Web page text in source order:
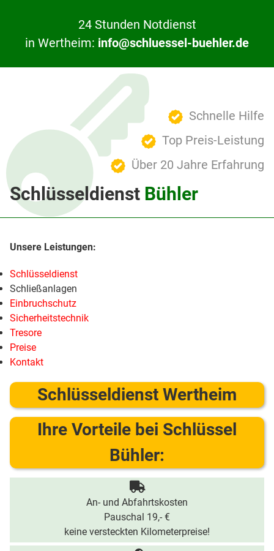
24 Stunden Notdienst
in Wertheim: info@schluessel-buehler.de
Schnelle Hilfe
Top Preis-Leistung
Über 20 Jahre Erfahrung
Schlüsseldienst Bühler
Schlüsseldienst
Schließanlagen
Einbruchschutz
Sicherheitstechnik
Tresore
Preise
Kontakt
Schlüsseldienst Wertheim
Ihre Vorteile bei Schlüssel
Bühler:
An- und Abfahrtskosten
Pauschal 19,- €
keine versteckten Kilometerpreise!